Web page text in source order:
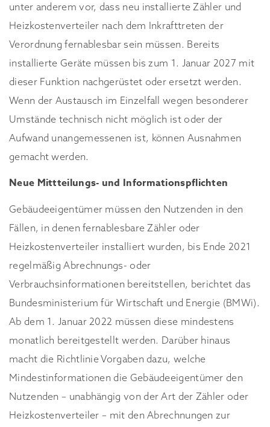
unter anderem vor, dass neu installierte Zähler und
Heizkostenverteiler nach dem Inkrafttreten der
Verordnung fernablesbar sein müssen. Bereits
installierte Geräte müssen bis zum 1. Januar 2027 mit
dieser Funktion nachgerüstet oder ersetzt werden.
Wenn der Austausch im Einzelfall wegen besonderer
Umstände technisch nicht möglich ist oder der
Aufwand unangemessenen ist, können Ausnahmen
gemacht werden.
Neue Mittteilungs- und Informationspflichten
Gebäudeeigentümer müssen den Nutzenden in den
Fällen, in denen fernablesbare Zähler oder
Heizkostenverteiler installiert wurden, bis Ende 2021
regelmäßig Abrechnungs- oder
Verbrauchsinformationen bereitstellen, berichtet das
Bundesministerium für Wirtschaft und Energie (BMWi).
Ab dem 1. Januar 2022 müssen diese mindestens
monatlich bereitgestellt werden. Darüber hinaus
macht die Richtlinie Vorgaben dazu, welche
Mindestinformationen die Gebäudeeigentümer den
Nutzenden – unabhängig von der Art der Zähler oder
Heizkostenverteiler – mit den Abrechnungen zur